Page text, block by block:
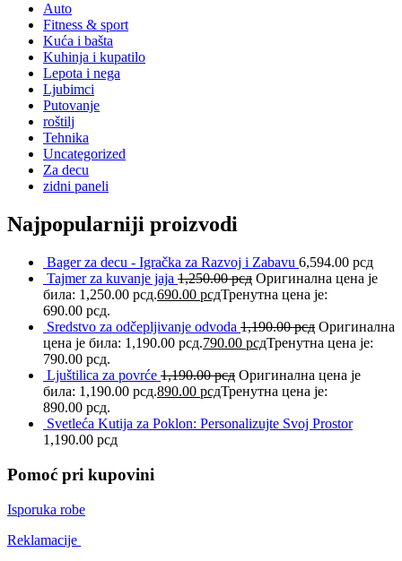
Auto
Fitness & sport
Kuća i bašta
Kuhinja i kupatilo
Lepota i nega
Ljubimci
Putovanje
roštilj
Tehnika
Uncategorized
Za decu
zidni paneli
Najpopularniji proizvodi
Bager za decu - Igračka za Razvoj i Zabavu 6,594.00 рсд
Tajmer za kuvanje jaja 1,250.00рсд Оригинална цена је
била: 1,250.00 рсд.690.00 рсдТренутна цена је:
690.00 рсд.
Sredstvo za odčepljivanje odvoda 1,190.00рсд Оригинална
цена је била: 1,190.00 рсд.790.00 рсдТренутна цена је:
790.00 рсд.
Ljuštilica za povrće 1,190.00рсд Оригинална цена је
била: 1,190.00 рсд.890.00 рсдТренутна цена је:
890.00 рсд.
Svetleća Kutija za Poklon: Personalizujte Svoj Prostor
1,190.00 рсд
Pomoć pri kupovini
Isporuka robe
Reklamacije